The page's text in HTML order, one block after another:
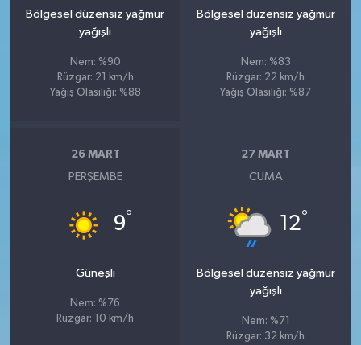
Bölgesel düzensiz yağmur
yağışlı
Nem: %90
Rüzgar: 21 km/h
Yağış Olasılığı: %88
Bölgesel düzensiz yağmur
yağışlı
Nem: %83
Rüzgar: 22 km/h
Yağış Olasılığı: %87
26 MART
PERŞEMBE
9°
Güneşli
Nem: %76
Rüzgar: 10 km/h
27 MART
CUMA
12°
Bölgesel düzensiz yağmur
yağışlı
Nem: %71
Rüzgar: 32 km/h